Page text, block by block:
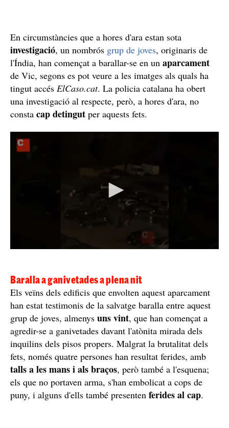
En circumstàncies que a hores d'ara estan sota
investigació, un nombrós grup de joves, originaris de
l'Índia, han començat a barallar-se en un aparcament
de Vic, segons es pot veure a les imatges als quals ha
tingut accés ElCaso.cat. La policia catalana ha obert
una investigació al respecte, però, a hores d'ara, no
consta cap detingut per aquests fets.